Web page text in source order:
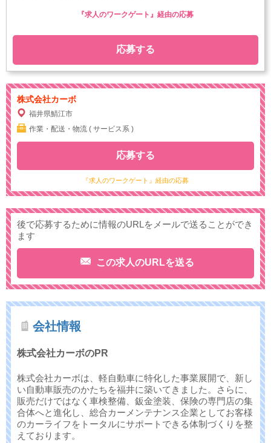
応募する
『求人のワークゲート』経由の応募
株式会社カーボ
福井県鯖江市
作業・配送・物流 ( サービス系 )
『求人のワークゲート』経由の応募
応募する
後で応募するために情報のURLをメールで送ることができ
ます
この求人のURLを送る
会社情報
株式会社カーボのPR
株式会社カーボは、軽自動車に特化した事業展開で、新し
い自動車販売のかたちを福井に築いてきました。さらに、
販売だけではなく車検整備、鈑金塗装、保険の専門店の集
合体へと進化し、総合カーメンテナンス企業としてお客様
のカーライフをトータルにサポートできる体制づくりを整
えております。